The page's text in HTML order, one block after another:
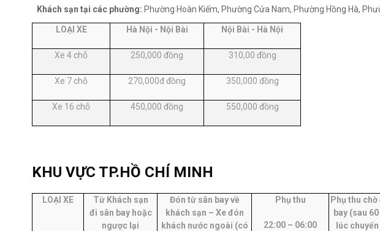
Khách sạn tại các phường: Phường Hoàn Kiếm, Phường Cửa Nam, Phường Hồng Hà,
LOẠI XE Hà Nội - Nội Bài Nội Bài - Hà Nội
Xe 4 chỗ 250,000 đồng 310,00 đồng
Xe 7 chỗ 270,000đ đồng 350,000 đồng
Xe 16 chỗ 450,000 đồng 550,000 đồng
KHU VỰC TP.HỒ CHÍ MINH
LOẠI XE
Từ Khách sạn
đi sân bay hoặc
ngược lại
Đón từ sân bay về
khách sạn – Xe đón
khách nước ngoài (có
Phụ thu
22:00 – 06:00
Phụ thu
bay (sau
lúc